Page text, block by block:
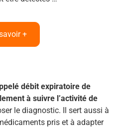
+
débit expiratoire de
à suivre l’activité de
le diagnostic. Il sert aussi à
pris et à adapter